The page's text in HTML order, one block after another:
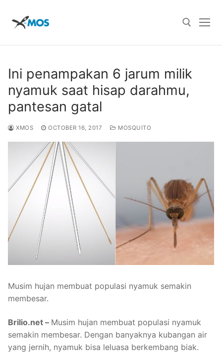
content
Ini penampakan 6 jarum milik
nyamuk saat hisap darahmu,
pantesan gatal
XMOS OCTOBER 16, 2017 MOSQUITO
Musim hujan membuat populasi nyamuk semakin
membesar.
Brilio.net – Musim hujan membuat populasi nyamuk
semakin membesar. Dengan banyaknya kubangan air
yang jernih, nyamuk bisa leluasa berkembang biak.